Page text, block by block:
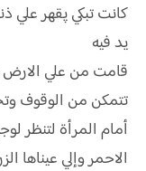
كانت تبكي پقهر علي
يد فيه
قامت من علي الارض
تتمكن من الوقوف
أمام المرأة لتنظر
الاحمر وإلي عيناها